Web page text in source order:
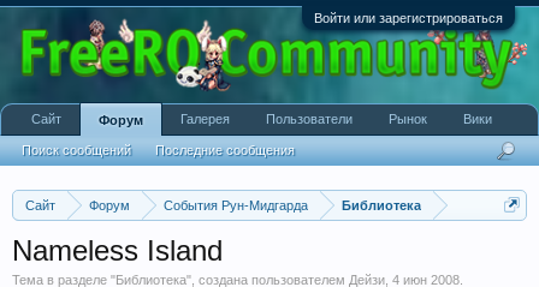
Войти или зарегистрироваться
Сайт Форум События Рун-Мидгарда Библиотека
Nameless Island
Тема в разделе "Библиотека", создана пользователем Дейзи 4 июн 2008
Сайт Форум
Поиск сообщений Последние сообщения
Галерея Пользователи Рынок Вики